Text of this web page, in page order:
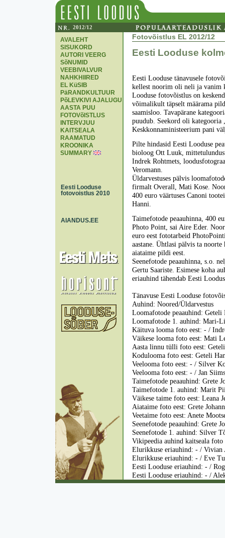
2012/12
AVALEHT
SISUKORD
AUTORI VEERG
SõNUMID
VEEBIVALVUR
NAHKHIIRED
EL KüSIB
PäRANDKULTUUR
PõLEVKIVI AJALUGU
AASTA PUU
FOTOVõISTLUS
INTERVJUU
KAITSEALA
RAAMATUD
KROONIKA
SUMMARY
Eesti Looduse
fotovoistlus 2010
AIANDUS.EE
Fotovõistlus EL 2012/12
Eesti Looduse
Eesti Looduse tänavusele
kellest noorim oli neli ja vanim
Looduse fotovõistlus on
võimalikult täpselt määrama
saamisloo. Tavapärane
puudub. Seekord oli kategooria
Keskkonnaministeerium pani
Pilte hindasid Eesti Looduse
bioloog Ott Luuk,
Indrek Rohtmets,
Veromann.
Üldarvestuses pälvis
firmalt Overall, Mati Kose.
400 euro väärtuses Canoni
Hanni.
Taimefotode peaauhinna, 400
Photo Point, sai Aire Eder.
euro eest fototarbeid
aastane. Ühtlasi pälvis ta noorte
aiataime pildi eest.
Seenefotode peaauhinna, s.o.
Gertu Saariste. Esimese koha
eriauhind tähendab Eesti
Tänavuse Eesti Looduse
Auhind: Noored/Üldarvestus
Loomafotode peaauhind:
Loomafotode 1. auhind: Mari-
Käituva looma foto eest: - /
Väikese looma foto eest: Mati
Aasta linnu tülli foto eest:
Kodulooma foto eest: Geteli
Veelooma foto eest: - / Silver
Veelooma foto eest: - / Jan
Taimefotode peaauhind: Grete
Taimefotode 1. auhind: Marit
Väikese taime foto eest: Leana
Aiataime foto eest: Grete
Veetaime foto eest: Anete
Seenefotode peaauhind: Grete
Seenefotode 1. auhind: Silver
Vikipeedia auhind kaitseala
Elurikkuse eriauhind: - / Vivian
Elurikkuse eriauhind: - / Eve
Eesti Looduse eriauhind: - /
Eesti Looduse eriauhind: - /